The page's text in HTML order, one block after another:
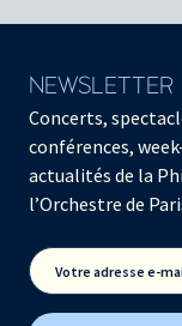
NEWSLETTER
Concerts,
conférences,
actualités de la
l’Orchestre de
Votre adresse e-